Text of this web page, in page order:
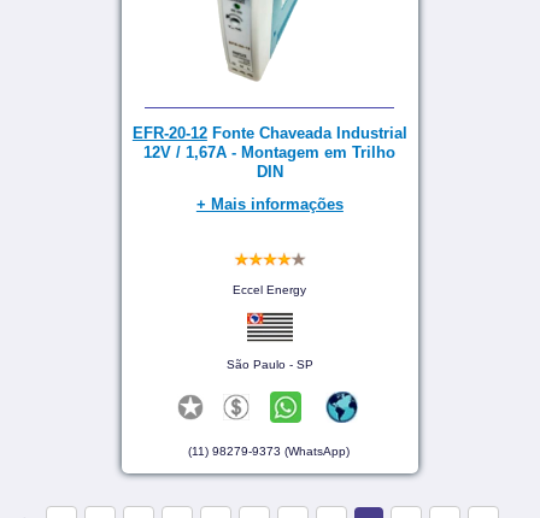
EFR-20-12Fonte Chaveada Industrial
12V / 1,67A - Montagem em Trilho
DIN
+ Mais informações
Eccel Energy
São Paulo - SP
(11) 98279-9373 (WhatsApp)